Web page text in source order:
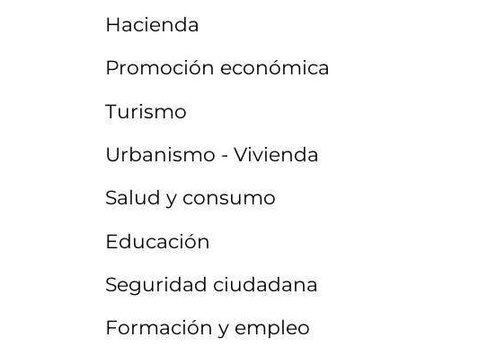
Hacienda
Promoción económica
Turismo
Urbanismo - Vivienda
Salud y consumo
Educación
Seguridad ciudadana
Formación y empleo